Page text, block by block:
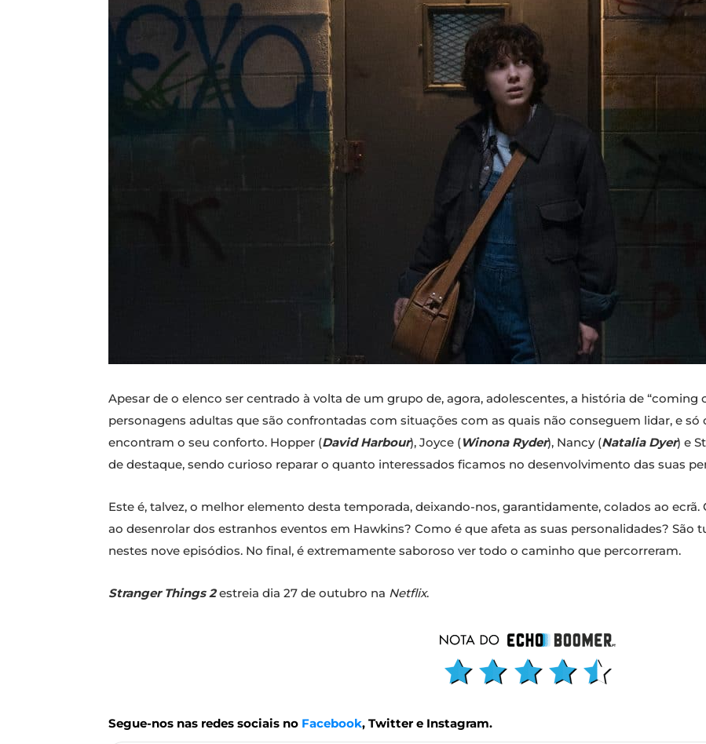
Apesar de o elenco ser centrado à volta de um grupo de, agora, adolescentes, a história de
personagens adultas que são confrontadas com situações com as quais não conseguem lidar, e só
encontram o seu conforto. Hopper (David Harbour), Joyce (Winona Ryder), Nancy (Natalia Dyer) e
de destaque, sendo curioso reparar o quanto interessados ficamos no desenvolvimento das suas
Este é, talvez, o melhor elemento desta temporada, deixando-nos, garantidamente, colados ao
ao desenrolar dos estranhos eventos em Hawkins? Como é que afeta as suas personalidades? São
nestes nove episódios. No final, é extremamente saboroso ver todo o caminho que percorreram.
Stranger Things 2estreia dia 27 de outubro na Netflix.
Segue-nos nas redes sociais no Facebook, Twitter e Instagram.